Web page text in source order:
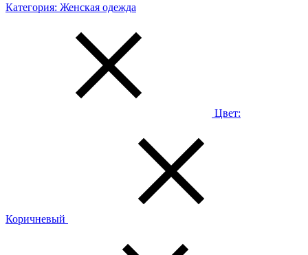
Категория: Женская одежда
Цвет:
Коричневый